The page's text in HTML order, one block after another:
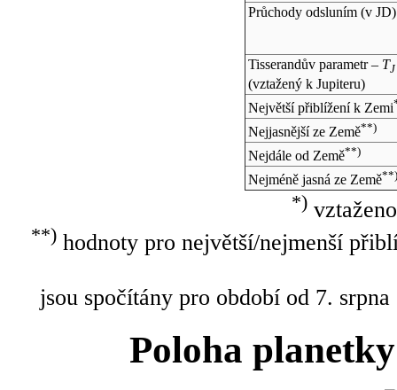
Průchody odsluním (v JD)
Tisserandův parametr – TJ
(vztažený k Jupiteru)
Největší přiblížení k Zemi
Nejjasnější ze Země**)
Nejdále od Země**)
Nejméně jasná ze Země**)
*)
**)hodnoty pro největší/nejmenší
jsou spočítány pro období od 7.
Poloha